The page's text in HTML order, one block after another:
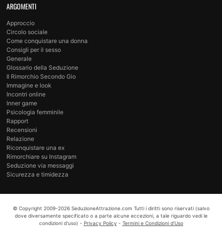
ARGOMENTI
Approccio
Circolo sociale
Come conquistare una donna
Consigli per il sesso
Generale
Glossario della Seduzione
Il Rimorchio Secondo Gio
Immagine e look
Incontri online
Inner game
Psicologia femminile
Rapport
Recensioni
Relazione
Riconquistare una ex
Rimorchiare su Instagram
Seduzione via messaggi
Sicurezza e timidezza
© Copyright 2009-2026 SeduzioneAttrazione.com Tutti i diritti sono riservati (salvo
dove diversamente specificato o a parte alcune eccezioni, a tale riguardo vedi le
condizioni d'uso) - Privacy Policy - Termini e Condizioni d’Uso